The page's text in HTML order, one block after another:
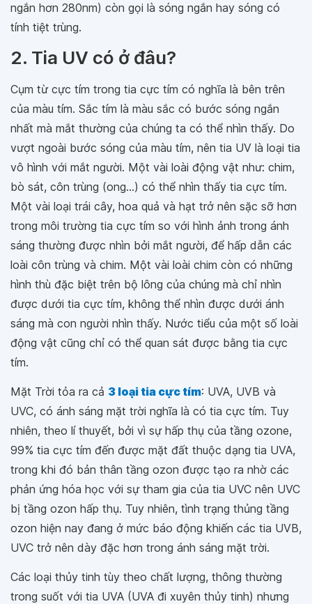
ngắn hơn 280nm) còn gọi là sóng ngắn hay sóng có
tính tiệt trùng.
2. Tia UV có ở đâu?
Cụm từ cực tím trong tia cực tím có nghĩa là bên trên
của màu tím. Sắc tím là màu sắc có bước sóng ngắn
nhất mà mắt thường của chúng ta có thể nhìn thấy. Do
vượt ngoài bước sóng của màu tím, nên tia UV là loại tia
vô hình với mắt người. Một vài loài động vật như: chim,
bò sát, côn trùng (ong...) có thể nhìn thấy tia cực tím.
Một vài loại trái cây, hoa quả và hạt trở nên sặc sỡ hơn
trong môi trường tia cực tím so với hình ảnh trong ánh
sáng thường được nhìn bởi mắt người, để hấp dẫn các
loài côn trùng và chim. Một vài loài chim còn có những
hình thù đặc biệt trên bộ lông của chúng mà chỉ nhìn
được dưới tia cực tím, không thể nhìn được dưới ánh
sáng mà con người nhìn thấy. Nước tiểu của một số loài
động vật cũng chỉ có thể quan sát được bằng tia cực
tím.
Mặt Trời tỏa ra cả 3 loại tia cực tím: UVA, UVB và
UVC, có ánh sáng mặt trời nghĩa là có tia cực tím. Tuy
nhiên, theo lí thuyết, bởi vì sự hấp thụ của tầng ozone,
99% tia cực tím đến được mặt đất thuộc dạng tia UVA,
trong khi đó bản thân tầng ozon được tạo ra nhờ các
phản ứng hóa học với sự tham gia của tia UVC nên UVC
bị tầng ozon hấp thụ. Tuy nhiên, tình trạng thủng tầng
ozon hiện nay đang ở mức báo động khiến các tia UVB,
UVC trở nên dày đặc hơn trong ánh sáng mặt trời.
Các loại thủy tinh tùy theo chất lượng, thông thường
trong suốt với tia UVA (UVA đi xuyên thủy tinh) nhưng